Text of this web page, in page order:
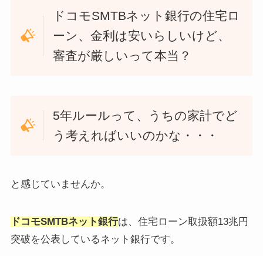
ドコモSMTBネット銀行の住宅ロ
ーン、金利は安いらしいけど、
審査が厳しいって本当？
5年ルールって、うちの家計でど
う考えればいいのかな・・・
と感じていませんか。
ドコモSMTBネット銀行は、住宅ローン取扱額13兆円
突破を公表しているネット銀行です。